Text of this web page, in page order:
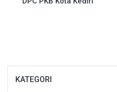
KATEGORI